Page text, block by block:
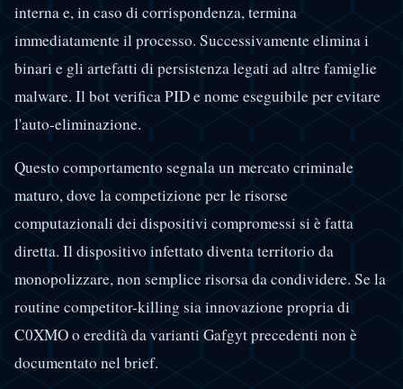
interna e, in caso di corrispondenza, termina
immediatamente il processo. Successivamente elimina i
binari e gli artefatti di persistenza legati ad altre famiglie
malware. Il bot verifica PID e nome eseguibile per evitare
l'auto-eliminazione.
Questo comportamento segnala un mercato criminale
maturo, dove la competizione per le risorse
computazionali dei dispositivi compromessi si è fatta
diretta. Il dispositivo infettato diventa territorio da
monopolizzare, non semplice risorsa da condividere. Se la
routine competitor-killing sia innovazione propria di
C0XMO o eredità da varianti Gafgyt precedenti non è
documentato nel brief.